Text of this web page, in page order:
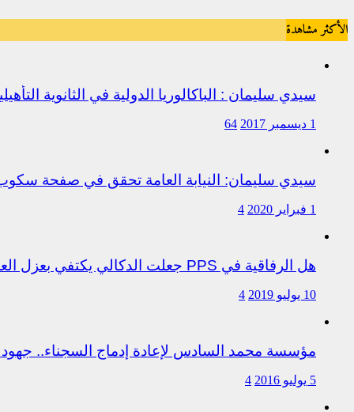
الأكثر مشاهدة
سيدي سليمان : الباكالوريا الدولية في الثانوية
1 ديسمبر 2017 64
سيدي سليمان: النيابة العامة تحقق في صفحة
1 فبراير 2020 4
هل الرفاقية في PPS جعلت الدكالي يكتفي بعزل العروصي أم هناك متابعات قانونية على خلفية اختلالات التسيير بمندوبية سيدي سليمان
10 يوليو 2019 4
مؤسسة محمد السادس لإعادة إدماج السجناء..
5 يوليو 2016 4